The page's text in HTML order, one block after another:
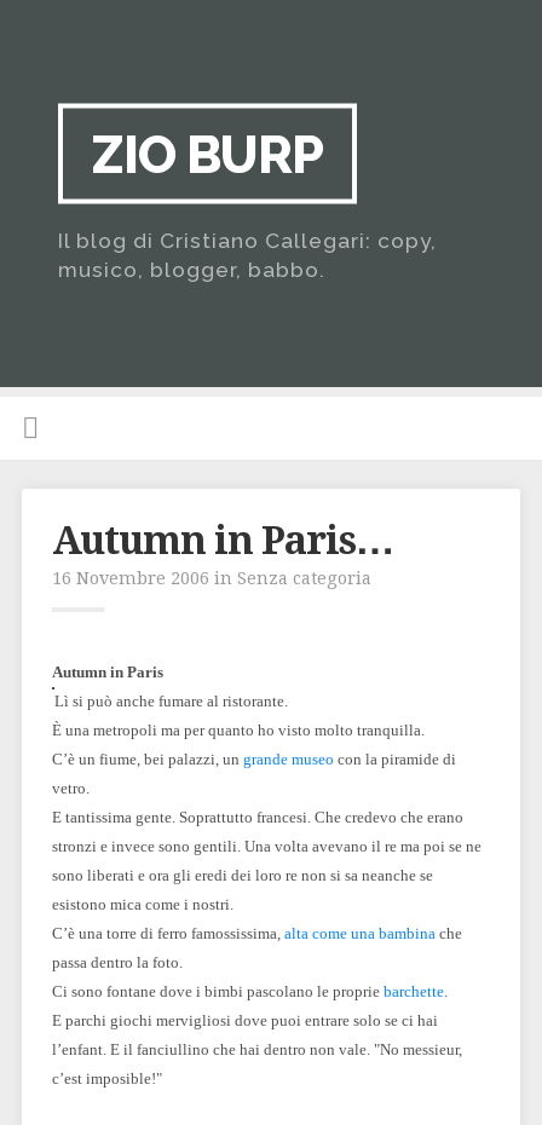
ZIO BURP
Il blog di Cristiano Callegari: copy,
musico, blogger, babbo.
Autumn in Paris…
16 Novembre 2006 in Senza categoria
Autumn in Paris
Lì si può anche fumare al ristorante.
È una metropoli ma per quanto ho visto molto tranquilla.
C’è un fiume, bei palazzi, un grande museo con la piramide di
vetro.
E tantissima gente. Soprattutto francesi. Che credevo che erano
stronzi e invece sono gentili. Una volta avevano il re ma poi se ne
sono liberati e ora gli eredi dei loro re non si sa neanche se
esistono mica come i nostri.
C’è una torre di ferro famossissima, alta come una bambinache
passa dentro la foto.
Ci sono fontane dove i bimbi pascolano le proprie barchette.
E parchi giochi mervigliosi dove puoi entrare solo se ci hai
l’enfant. E il fanciullino che hai dentro non vale. "No messieur,
c’est imposible!"